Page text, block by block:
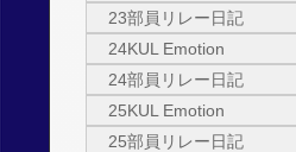
23部員リレー日記
24KUL Emotion
24部員リレー日記
25KUL Emotion
25部員リレー日記